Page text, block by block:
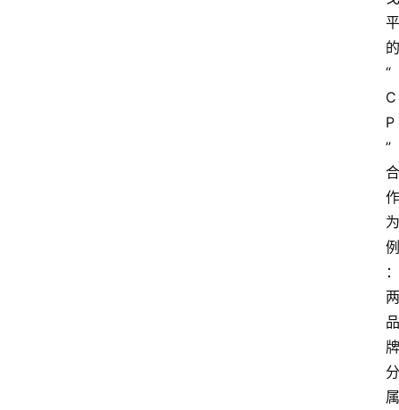
平
的
“
C
P
”
合
作
为
例
：
两
品
牌
分
属